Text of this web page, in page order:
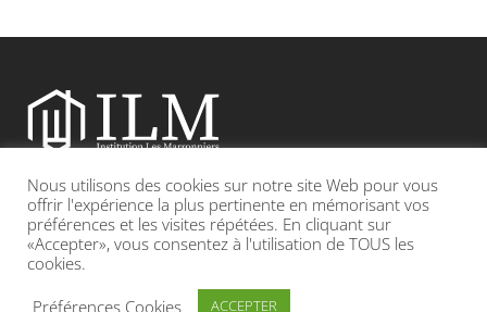
Etablissement catholique sous contrat d’association avec l’Etat
Adresse : 19, Grande rue 69420 CONDRIEU
INFOS LÉGALES POLITIQUE DE CONFIDENTIALITÉ
Nous utilisons des cookies sur notre site Web pour vous
offrir l'expérience la plus pertinente en mémorisant vos
préférences et les visites répétées. En cliquant sur
«Accepter», vous consentez à l'utilisation de TOUS les
cookies.
Préférences Cookies
ACCEPTER